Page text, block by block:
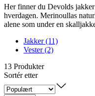
Her finner du Devolds
hverdagen. Merinoullas
alene som under en
Jakker (11)
Vester (2)
13 Produkter
Sortér etter